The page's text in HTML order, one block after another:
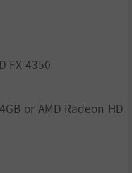
雄都各有独特的战斗风
FX-4350
or AMD Radeon HD